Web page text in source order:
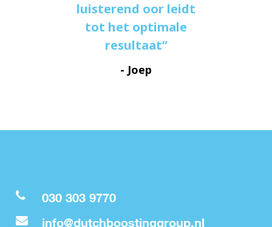
luisterend oor leidt
tot het optimale
resultaat
- Joep
030 303 9770
info@dutchboostinggroup.nl